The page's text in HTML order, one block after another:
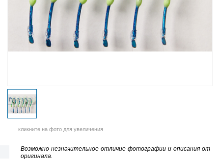
кликните на фото для увеличения
Возможно незначительное отличие фотографии и описания от
оригинала.